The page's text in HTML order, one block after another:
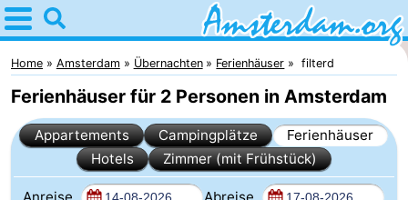
Home
Amsterdam
Interessante
Ausflüge
Für
Home Amsterdam Übernachten Ferienhäuser filterd
Ferienhäuser für 2 Personen in Amsterdam
Appartements Campingplätze
Ferienhäuser
Hotels
Zimmer (mit Frühstück)